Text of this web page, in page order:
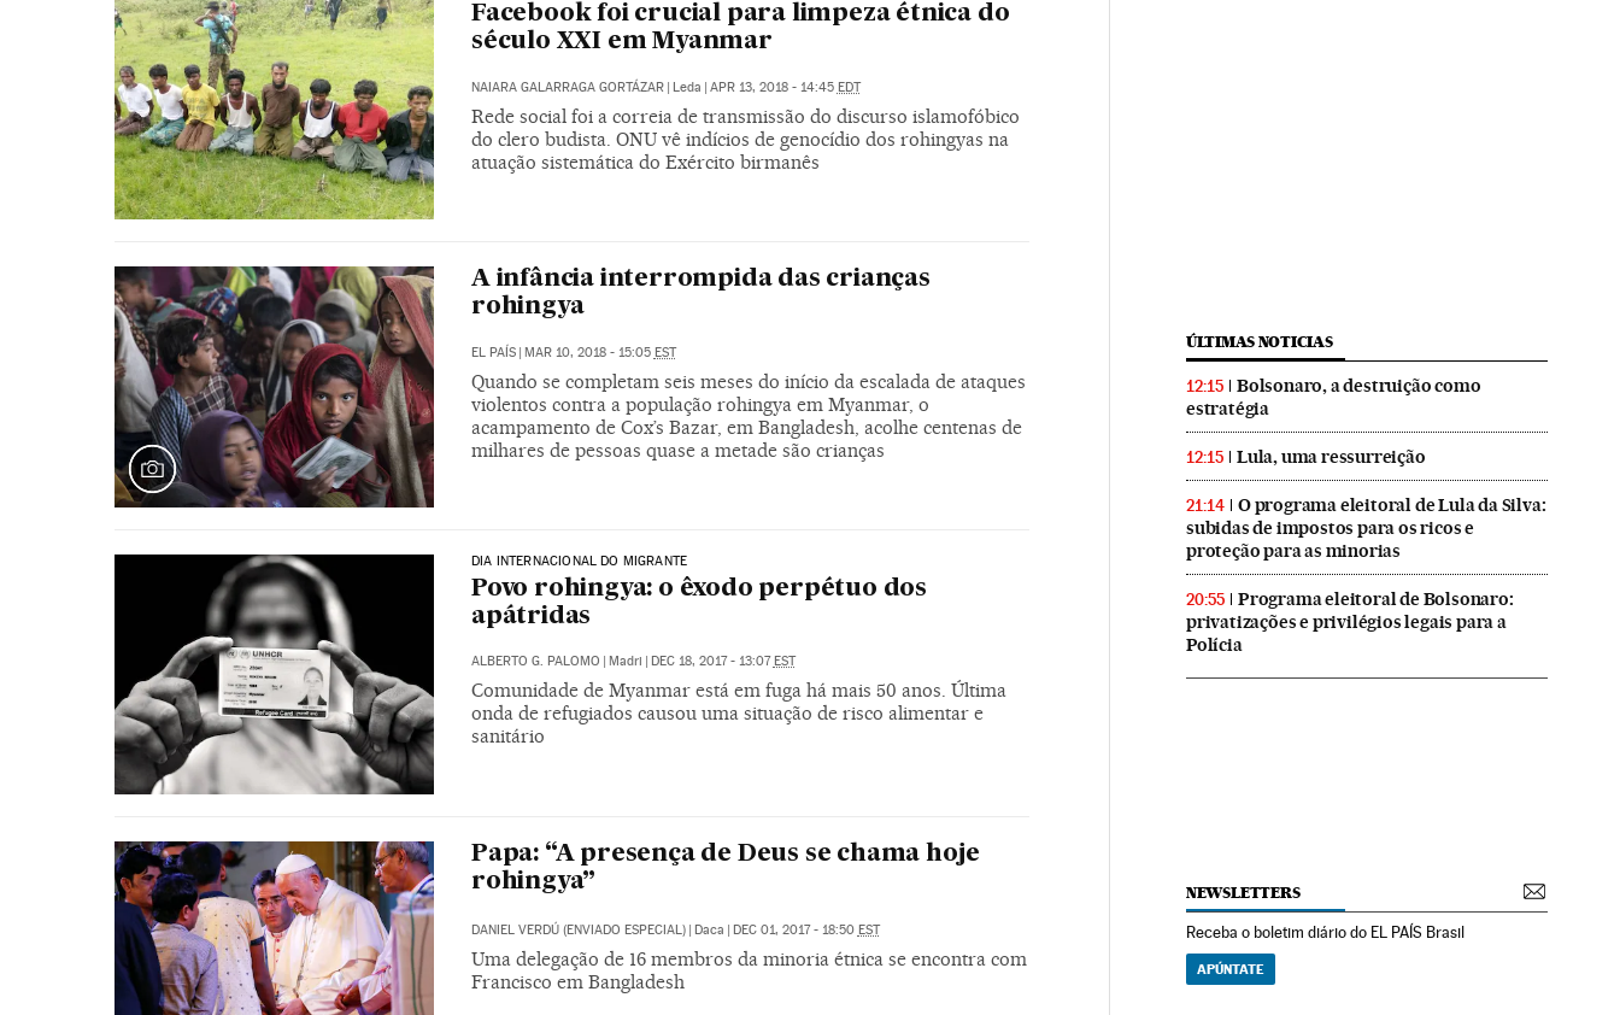
Facebook foi crucial para limpeza étnica do
século XXI em Myanmar
NAIARA GALARRAGA GORTÁZAR | Leda | APR 13, 2018 - 14:45 EDT
Rede social foi a correia de transmissão do discurso islamofóbico
do clero budista. ONU vê indícios de genocídio dos rohingyas na
atuação sistemática do Exército birmanês
A infância interrompida das crianças
rohingya
EL PAÍS | MAR 10, 2018 - 15:05 EST
Quando se completam seis meses do início da escalada de ataques
violentos contra a população rohingya em Myanmar, o
acampamento de Cox’s Bazar, em Bangladesh, acolhe centenas de
milhares de pessoas quase a metade são crianças
DIA INTERNACIONAL DO MIGRANTE
Povo rohingya: o êxodo perpétuo dos
apátridas
ALBERTO G. PALOMO Madri DEC 18, 2017 - 13:07 EST
Comunidade de Myanmar está em fuga há mais 50 anos. Última
onda de refugiados causou uma situação de risco alimentar e
sanitário
Papa: “A presença de Deus se chama hoje
rohingya”
DANIEL VERDÚ (ENVIADO ESPECIAL) | Daca | DEC 01, 2017 - 18:50 EST
Uma delegação de 16 membros da minoria étnica se encontra com
Francisco em Bangladesh
ÚLTIMAS NOTICIAS
12:15
Bolsonaro, a destruição como
estratégia
12:15 Lula, uma ressurreição
21:14
O programa eleitoral de Lula da Silva:
subidas de impostos para os ricos e
proteção para as minorias
20:55
Programa eleitoral de Bolsonaro:
privatizações e privilégios legais para a
Polícia
NEWSLETTERS
Receba o boletim diário do EL PAÍS Brasil
APÚNTATE